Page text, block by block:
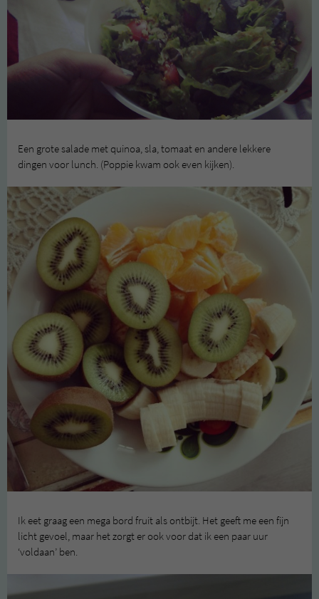
Een grote salade met quinoa, sla, tomaat en andere lekkere
dingen voor lunch. (Poppie kwam ook even kijken).
Ik eet graag een mega bord fruit als ontbijt. Het geeft me een fijn
licht gevoel, maar het zorgt er ook voor dat ik een paar uur
‘voldaan’ ben.